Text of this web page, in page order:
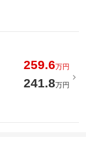
259.6万円
241.8万円